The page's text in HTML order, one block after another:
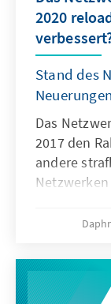
2020
Stand des
Das
2017 den
andere